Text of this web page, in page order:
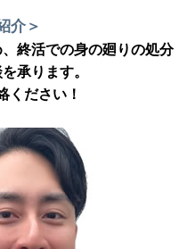
介＞
終活での身の廻りの処分
承ります。
ください！